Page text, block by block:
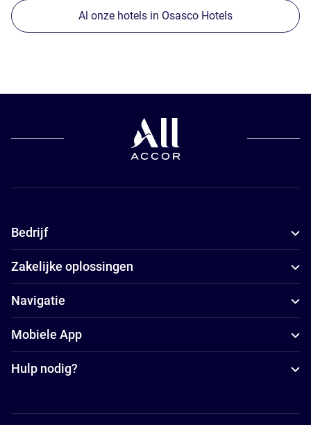
Al onze hotels in Osasco Hotels
Bedrijf
Zakelijke oplossingen
Navigatie
Mobiele App
Hulp nodig?